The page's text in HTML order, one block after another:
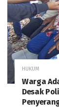
HUKUM
Warga
Desak